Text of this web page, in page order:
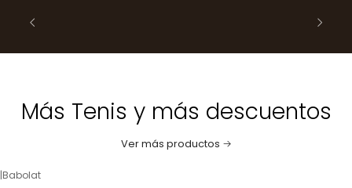
Más Tenis y más descuentos
Ver más productos
-30%OFF
|Babolat